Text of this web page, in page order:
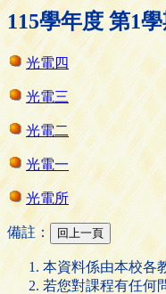
115學年度 第1
光電四
光電三
光電二
光電一
光電所
備註：
本資料係由本校各
若您對課程有任何